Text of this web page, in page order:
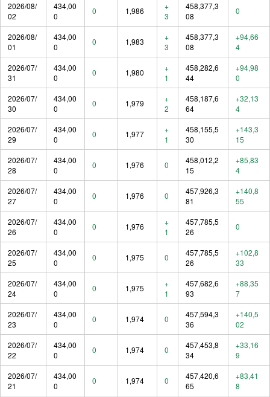
2026/08/
02
434,00
0
0 1,986
+
3
458,377,3
08
0
2026/08/
01
434,00
0
0 1,983
+
3
458,377,3
08
+94,66
4
2026/07/
31
434,00
0
0 1,980
+
1
458,282,6
44
+94,98
0
2026/07/
30
434,00
0
0 1,979
+
2
458,187,6
64
+32,13
4
2026/07/
29
434,00
0
0 1,977
+
1
458,155,5
30
+143,3
15
2026/07/
28
434,00
0
0 1,976 0
458,012,2
15
+85,83
4
2026/07/
27
434,00
0
0 1,976 0
457,926,3
81
+140,8
55
2026/07/
26
434,00
0
0 1,976
+
1
457,785,5
26
0
2026/07/
25
434,00
0
0 1,975 0
457,785,5
26
+102,8
33
2026/07/
24
434,00
0
0 1,975
+
1
457,682,6
93
+88,35
7
2026/07/
23
434,00
0
0 1,974 0
457,594,3
36
+140,5
02
2026/07/
22
434,00
0
0 1,974 0
457,453,8
34
+33,16
9
2026/07/
21
434,00
0
0 1,974 0
457,420,6
65
+83,41
8